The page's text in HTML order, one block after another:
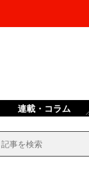
連載・コラム